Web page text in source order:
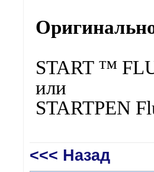
START ™
или
STARTPEN
<<< Назад